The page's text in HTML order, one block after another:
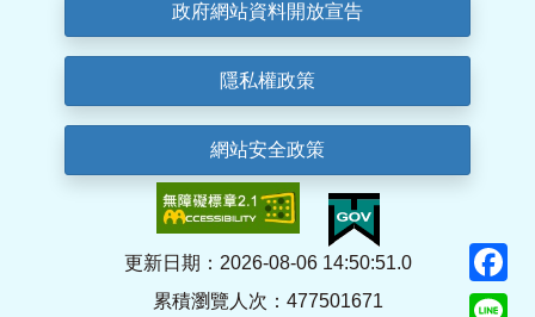
政府網站資料開放宣告
隱私權政策
網站安全政策
更新日期：2026-08-06 14:50:51.0
累積瀏覽人次：477501671